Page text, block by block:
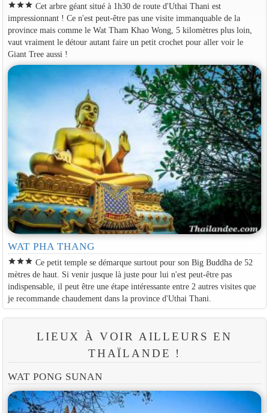
starstarstar Cet arbre géant situé à 1h30 de route d'Uthai Thani est
impressionnant ! Ce n'est peut-être pas une visite immanquable de la
province mais comme le Wat Tham Khao Wong, 5 kilomètres plus loin,
vaut vraiment le détour autant faire un petit crochet pour aller voir le
Giant Tree aussi !
WAT PHA THANG
starstarstar Ce petit temple se démarque surtout pour son Big Buddha de 52
mètres de haut. Si venir jusque là juste pour lui n'est peut-être pas
indispensable, il peut être une étape intéressante entre 2 autres visites que
je recommande chaudement dans la province d'Uthai Thani.
LIEUX À VOIR AILLEURS EN
THAÏLANDE !
WAT PONG SUNAN